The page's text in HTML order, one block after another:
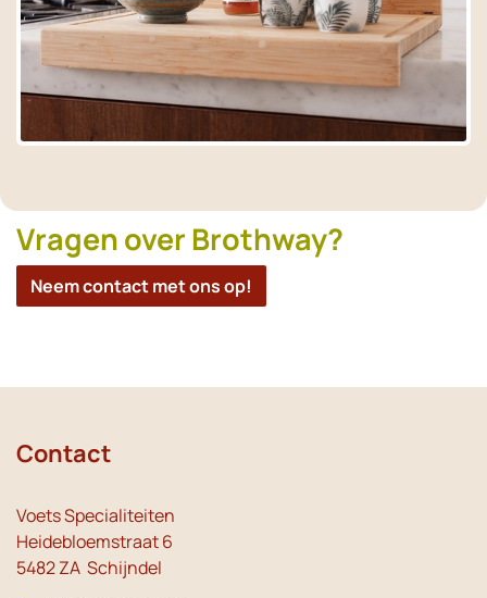
Vragen over Brothway?
Neem contact met ons op!
Contact
Voets Specialiteiten
Heidebloemstraat 6
5482 ZA Schijndel